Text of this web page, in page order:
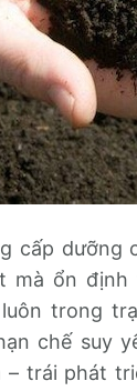
cấp dưỡng
mà ổn định
trong
chế suy
– trái phát